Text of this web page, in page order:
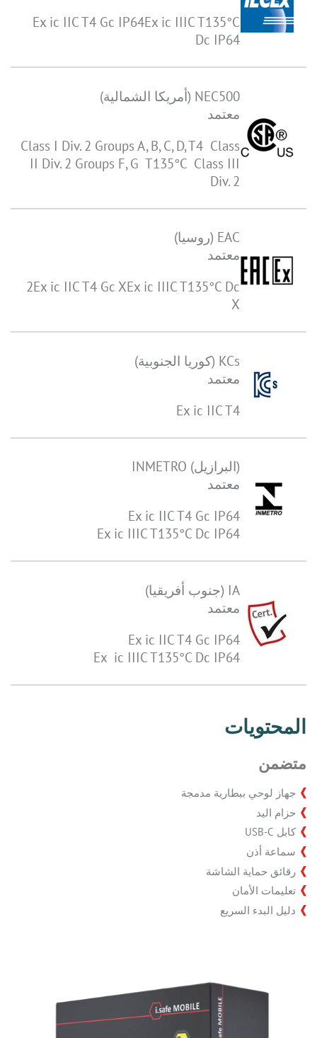
Ex ic IIC T4 Gc IP64Ex ic IIIC T135°C
Dc IP64
NEC500 (أمريكا الشمالية)
معتمد
Class I Div. 2 Groups A, B, C, D, T4 Class
II Div. 2 Groups F, G T135°C Class III
Div. 2
EAC (روسيا)
معتمد
2Ex ic IIC T4 Gc XEx ic IIIC T135°C Dc
X
KCs (كوريا الجنوبية)
معتمد
Ex ic IIC T4
(البرازيل) INMETRO
معتمد
Ex ic IIC T4 Gc IP64
Ex ic IIIC T135°C Dc IP64
IA (جنوب أفريقيا)
معتمد
Ex ic IIC T4 Gc IP64
Ex ic IIIC T135°C Dc IP64
المحتويات
متضمن
جهاز لوحي ببطارية مدمجة
حزام اليد
كابل USB-C
سماعة أذن
رقائق حماية الشاشة
تعليمات الأمان
دليل البدء السريع